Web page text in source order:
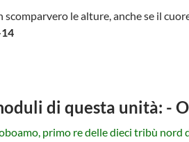
scomparvero le alture, anche se il
di questa unità: -
primo re delle dieci tribù nord